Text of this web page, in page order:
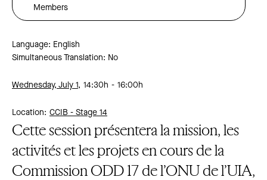
Members
Language: English
Simultaneous Translation: No
Wednesday, July 1, 14:30h 16:00h
Location: CCIB - Stage 14
Cette session présentera la mission, les
activités et les projets en cours de la
Commission ODD 17 de l’ONU de l’UIA,